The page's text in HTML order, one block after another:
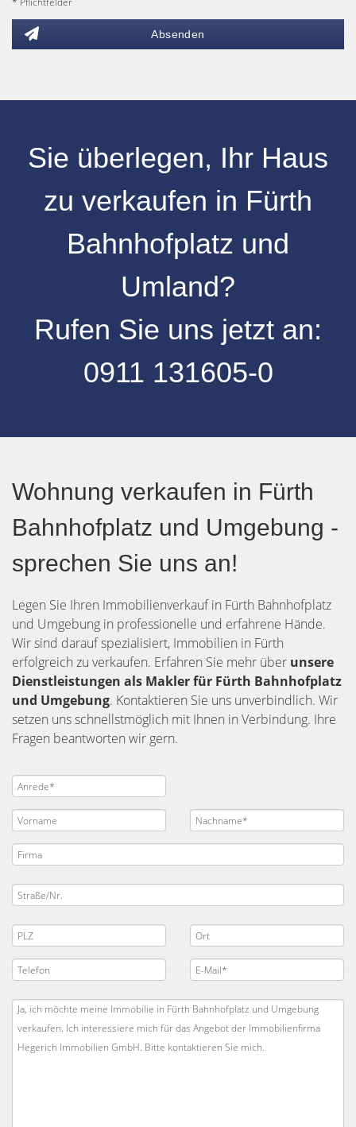
Absenden
Sie überlegen, Ihr Haus
zu verkaufen in Fürth
Bahnhofplatz und
Umland?
Rufen Sie uns jetzt an:
0911 131605-0
Wohnung verkaufen in Fürth
Bahnhofplatz und Umgebung -
sprechen Sie uns an!
Legen Sie Ihren Immobilienverkauf in Fürth Bahnhofplatz
und Umgebung in professionelle und erfahrene Hände.
Wir sind darauf spezialisiert, Immobilien in Fürth
erfolgreich zu verkaufen. Erfahren Sie mehr über unsere
Dienstleistungen als Makler für Fürth Bahnhofplatz
und Umgebung. Kontaktieren Sie uns unverbindlich. Wir
setzen uns schnellstmöglich mit Ihnen in Verbindung. Ihre
Fragen beantworten wir gern.